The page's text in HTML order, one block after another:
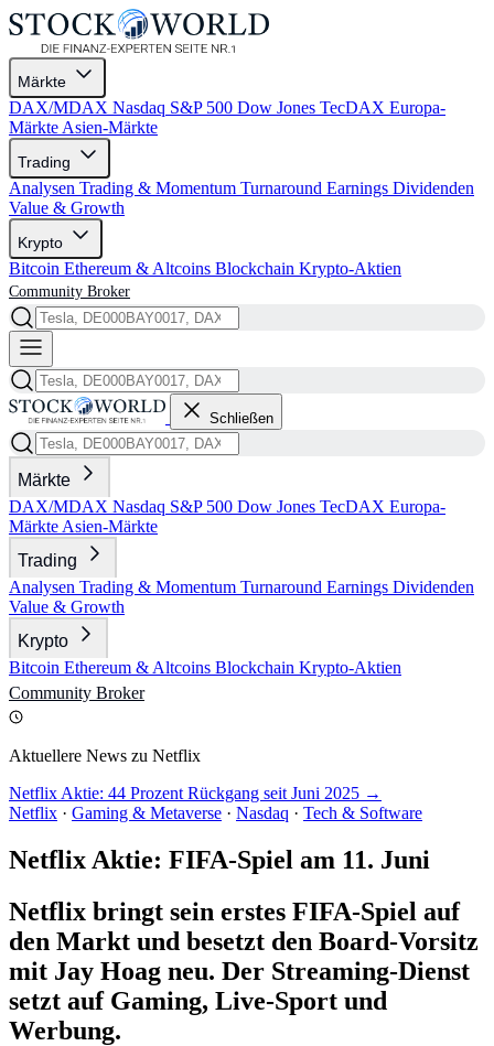
Märkte
DAX/MDAX Nasdaq S&P 500 Dow Jones TecDAX Europa-
Märkte Asien-Märkte
Trading
Analysen Trading & Momentum Turnaround Earnings Dividenden
Value & Growth
Krypto
Bitcoin Ethereum & Altcoins Blockchain Krypto-Aktien
Community Broker
Schließen
Märkte
DAX/MDAX Nasdaq S&P 500 Dow Jones TecDAX Europa-
Märkte Asien-Märkte
Trading
Analysen Trading & Momentum Turnaround Earnings Dividenden
Value & Growth
Krypto
Bitcoin Ethereum & Altcoins Blockchain Krypto-Aktien
Community Broker
Aktuellere News zu Netflix
Netflix Aktie: 44 Prozent Rückgang seit Juni 2025 →
Netflix · Gaming & Metaverse · Nasdaq · Tech & Software
Netflix Aktie: FIFA-Spiel am 11. Juni
Netflix bringt sein erstes FIFA-Spiel auf
den Markt und besetzt den Board-Vorsitz
mit Jay Hoag neu. Der Streaming-Dienst
setzt auf Gaming, Live-Sport und
Werbung.